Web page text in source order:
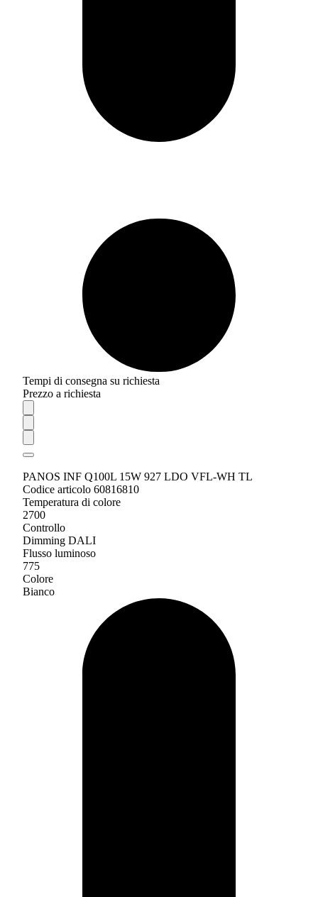
Tempi di consegna su richiesta
Prezzo a richiesta
PANOS INF Q100L 15W 927 LDO VFL-WH TL
Codice articolo 60816810
Temperatura di colore
2700
Controllo
Dimming DALI
Flusso luminoso
775
Colore
Bianco